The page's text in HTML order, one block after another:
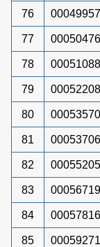
76 00049957
77 00050476
78 00051088
79 00052208
80 00053570
81 00053706
82 00055205
83 00056719
84 00057816
85 00059271